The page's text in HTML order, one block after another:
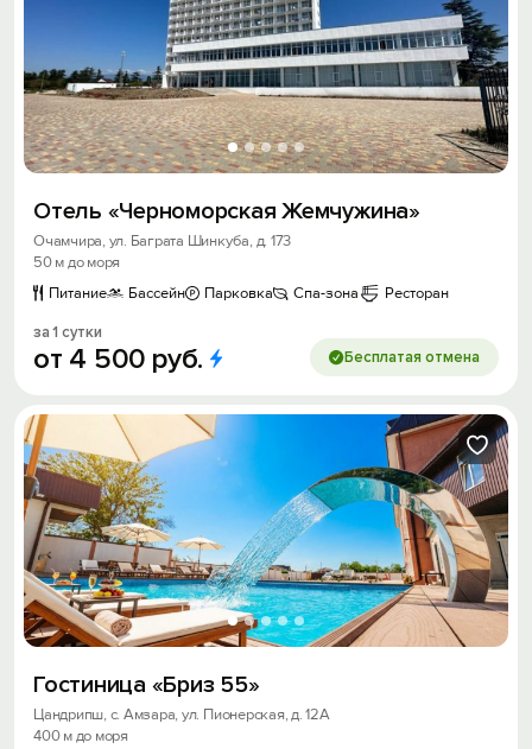
Отель «Черноморская Жемчужина»
Очамчира, ул. Баграта Шинкуба, д. 173
50 м до моря
Питание
Бассейн Парковка Спа-зона Ресторан
за 1 сутки
от 4 500 руб. Бесплатая отмена
Гостиница «Бриз 55»
Цандрипш, с. Амзара, ул. Пионерская, д. 12А
400 м до моря